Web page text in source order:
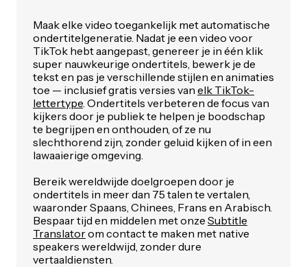
Maak elke video toegankelijk met automatische
ondertitelgeneratie. Nadat je een video voor
TikTok hebt aangepast, genereer je in één klik
super nauwkeurige ondertitels, bewerk je de
tekst en pas je verschillende stijlen en animaties
toe — inclusief gratis versies van elk TikTok-
lettertype . Ondertitels verbeteren de focus van
kijkers door je publiek te helpen je boodschap
te begrijpen en onthouden, of ze nu
slechthorend zijn, zonder geluid kijken of in een
lawaaierige omgeving.
Bereik wereldwijde doelgroepen door je
ondertitels in meer dan 75 talen te vertalen,
waaronder Spaans, Chinees, Frans en Arabisch.
Bespaar tijd en middelen met onze Subtitle
Translatorom contact te maken met native
speakers wereldwijd, zonder dure
vertaaldiensten.